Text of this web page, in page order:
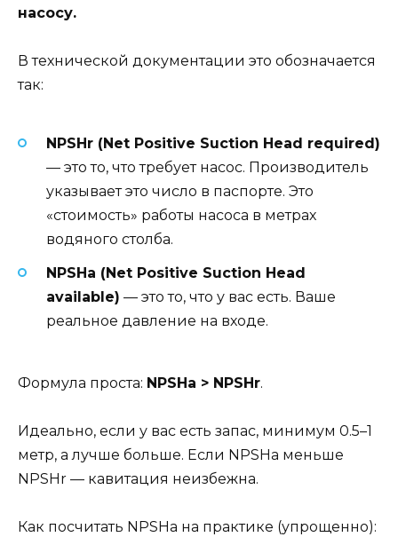
насосу.
В технической документации это обозначается
так:
NPSHr (Net Positive Suction Head required)
— это то, что требует насос. Производитель
указывает это число в паспорте. Это
«стоимость» работы насоса в метрах
водяного столба.
NPSHa (Net Positive Suction Head
available) — это то, что у вас есть. Ваше
реальное давление на входе.
Формула проста: NPSHa > NPSHr.
Идеально, если у вас есть запас, минимум 0.5–1
метр, а лучше больше. Если NPSHa меньше
NPSHr — кавитация неизбежна.
Как посчитать NPSHa на практике (упрощенно):